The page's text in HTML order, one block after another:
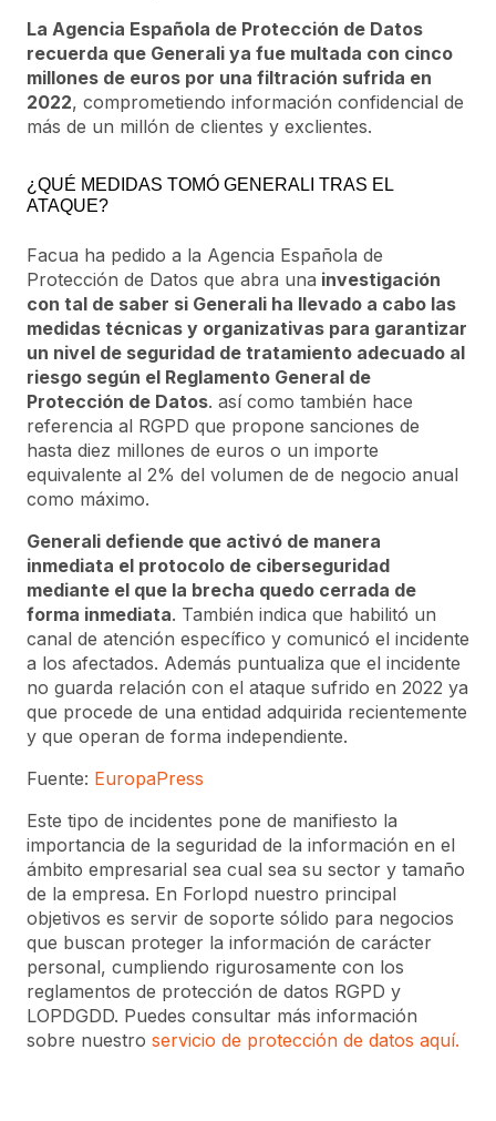
La Agencia Española de Protección de Datos
recuerda que Generali ya fue multada con cinco
millones de euros por una filtración sufrida en
2022, comprometiendo información confidencial de
más de un millón de clientes y exclientes.
¿QUÉ MEDIDAS TOMÓ GENERALI TRAS EL
ATAQUE?
Facua ha pedido a la Agencia Española de
Protección de Datos que abra una investigación
con tal de saber si Generali ha llevado a cabo las
medidas técnicas y organizativas para garantizar
un nivel de seguridad de tratamiento adecuado al
riesgo según el Reglamento General de
Protección de Datos. así como también hace
referencia al RGPD que propone sanciones de
hasta diez millones de euros o un importe
equivalente al 2% del volumen de de negocio anual
como máximo.
Generali defiende que activó de manera
inmediata el protocolo de ciberseguridad
mediante el que la brecha quedo cerrada de
forma inmediata. También indica que habilitó un
canal de atención específico y comunicó el incidente
a los afectados. Además puntualiza que el incidente
no guarda relación con el ataque sufrido en 2022 ya
que procede de una entidad adquirida recientemente
y que operan de forma independiente.
Fuente: EuropaPress
Este tipo de incidentes pone de manifiesto la
importancia de la seguridad de la información en el
ámbito empresarial sea cual sea su sector y tamaño
de la empresa. En Forlopd nuestro principal
objetivos es servir de soporte sólido para negocios
que buscan proteger la información de carácter
personal, cumpliendo rigurosamente con los
reglamentos de protección de datos RGPD y
LOPDGDD. Puedes consultar más información
sobre nuestro servicio de protección de datos aquí.